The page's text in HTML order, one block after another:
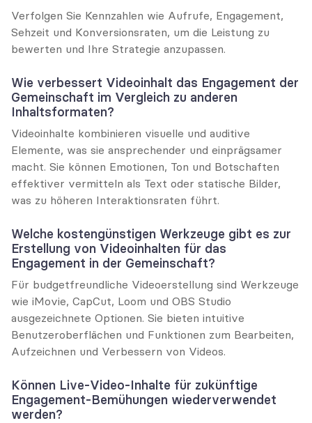
Verfolgen Sie Kennzahlen wie Aufrufe, Engagement,
Sehzeit und Konversionsraten, um die Leistung zu
bewerten und Ihre Strategie anzupassen.
Wie verbessert Videoinhalt das Engagement der
Gemeinschaft im Vergleich zu anderen
Inhaltsformaten?
Videoinhalte kombinieren visuelle und auditive
Elemente, was sie ansprechender und einprägsamer
macht. Sie können Emotionen, Ton und Botschaften
effektiver vermitteln als Text oder statische Bilder,
was zu höheren Interaktionsraten führt.
Welche kostengünstigen Werkzeuge gibt es zur
Erstellung von Videoinhalten für das
Engagement in der Gemeinschaft?
Für budgetfreundliche Videoerstellung sind Werkzeuge
wie iMovie, CapCut, Loom und OBS Studio
ausgezeichnete Optionen. Sie bieten intuitive
Benutzeroberflächen und Funktionen zum Bearbeiten,
Aufzeichnen und Verbessern von Videos.
Können Live-Video-Inhalte für zukünftige
Engagement-Bemühungen wiederverwendet
werden?